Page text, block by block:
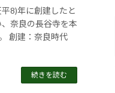
8)年に創建したと
奈良の長谷寺を本
創建：奈良時代
続きを読む